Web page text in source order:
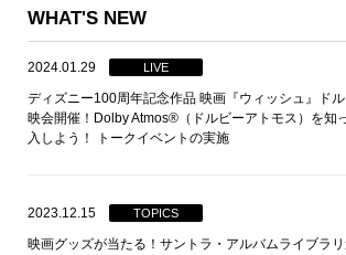
WHAT'S NEW
2024.01.29 LIVE
ディズニー100周年記念作品 映画『ウィッシュ』ド
映会開催！Dolby Atmos®（ドルビーアトモス）を知
入しよう！ トークイベントの実施
2023.12.15 TOPICS
映画グッズが当たる！サントラ・アルバムライブラ